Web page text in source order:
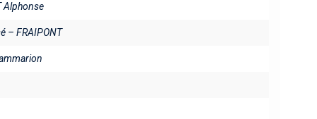
Alphonse
– FRAIPONT